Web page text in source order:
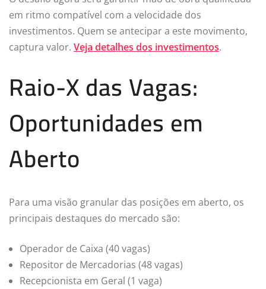
em ritmo compatível com a velocidade dos
investimentos. Quem se antecipar a este movimento,
captura valor. Veja detalhes dos investimentos.
Raio-X das Vagas:
Oportunidades em
Aberto
Para uma visão granular das posições em aberto, os
principais destaques do mercado são:
Operador de Caixa (40 vagas)
Repositor de Mercadorias (48 vagas)
Recepcionista em Geral (1 vaga)